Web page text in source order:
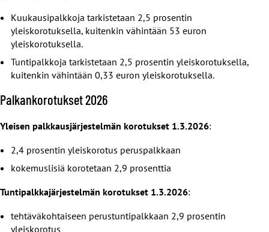
Kuukausipalkkoja tarkistetaan 2,5 prosentin
yleiskorotuksella, kuitenkin vähintään 53 euron
yleiskorotuksella.
Tuntipalkkoja tarkistetaan 2,5 prosentin yleiskorotuksella,
kuitenkin vähintään 0,33 euron yleiskorotuksella.
Palkankorotukset 2026
Yleisen palkkausjärjestelmän korotukset 1.3.2026:
2,4 prosentin yleiskorotus peruspalkkaan
kokemuslisiä korotetaan 2,9 prosenttia
Tuntipalkkajärjestelmän korotukset 1.3.2026:
tehtäväkohtaiseen perustuntipalkkaan 2,9 prosentin
yleiskorotus